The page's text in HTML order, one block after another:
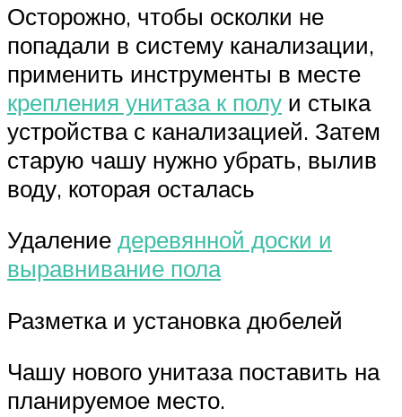
Осторожно, чтобы осколки не
попадали в систему канализации,
применить инструменты в месте
крепления унитаза к полу и стыка
устройства с канализацией. Затем
старую чашу нужно убрать, вылив
воду, которая осталась
Удаление деревянной доски и
выравнивание пола
Разметка и установка дюбелей
Чашу нового унитаза поставить на
планируемое место.